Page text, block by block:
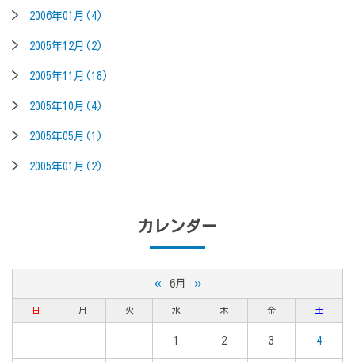
2006年01月(4)
2005年12月(2)
2005年11月(18)
2005年10月(4)
2005年05月(1)
2005年01月(2)
カレンダー
« 6月 »
日 月 火 水 木 金 土
1 2 3 4